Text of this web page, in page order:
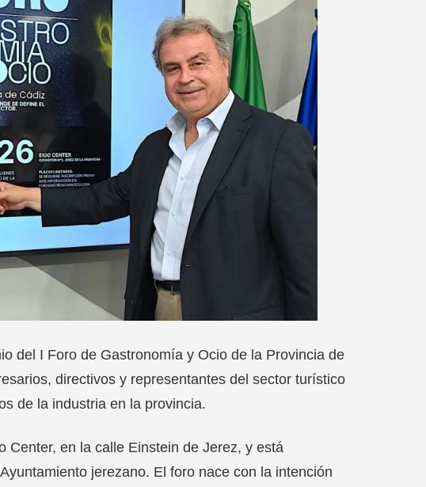
del I Foro de Gastronomía y Ocio de la Provincia de
directivos y representantes del sector turístico
de la industria en la provincia.
Center, en la calle Einstein de Jerez, y está
jerezano. El foro nace con la intención